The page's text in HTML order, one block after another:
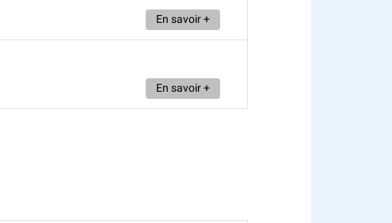
En savoir +
En savoir +